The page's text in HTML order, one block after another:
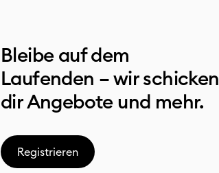
Bleibe auf dem
Laufenden – wir schicken
dir Angebote und mehr.
Registrieren